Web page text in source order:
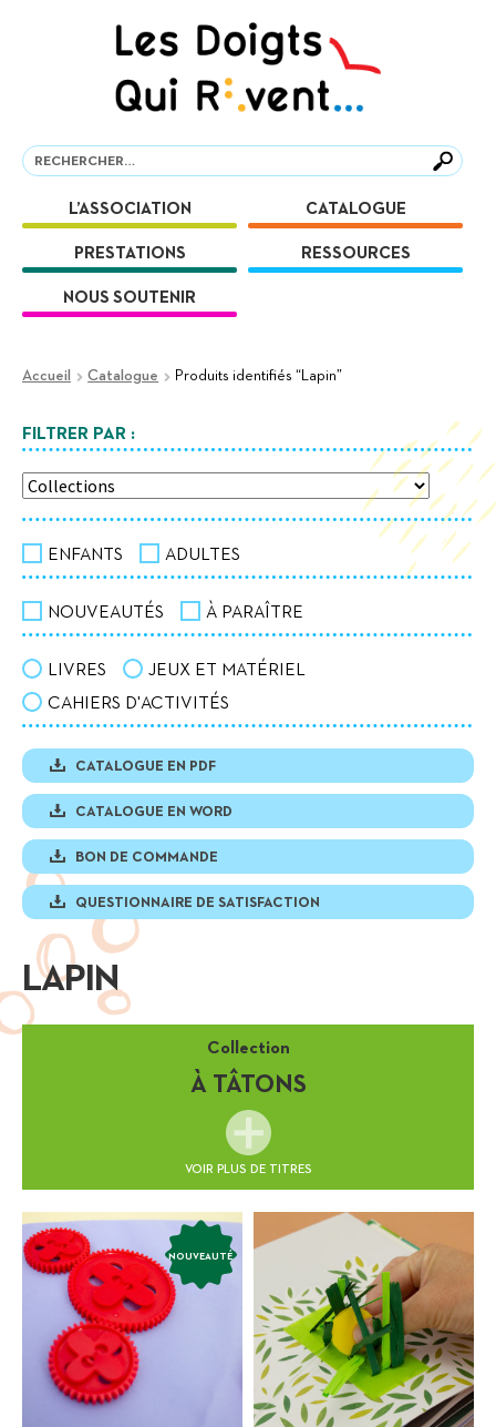
Recherche
Recherche
L’ASSOCIATION CATALOGUE
PRESTATIONS RESSOURCES
NOUS SOUTENIR
Accueil Catalogue Produits identifiés “Lapin”
FILTRER PAR :
ENFANTS ADULTES
NOUVEAUTÉS À PARAÎTRE
LIVRES
JEUX ET MATÉRIEL
CAHIERS D'ACTIVITÉS
CATALOGUE EN PDF
CATALOGUE EN WORD
BON DE COMMANDE
QUESTIONNAIRE DE SATISFACTION
LAPIN
Collection
À TÂTONS
VOIR PLUS DE TITRES
NOUVEAUTÉ